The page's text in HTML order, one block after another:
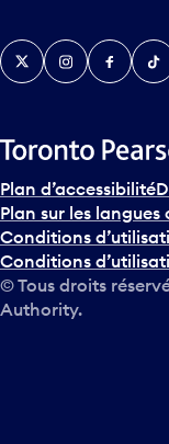
v
e
n
s
u
r
l
e
c
a
TwitterInstagramFacebook
Plan d’accessibilité
Plan sur les
Conditions
Conditions
© Tous droits
Authority.